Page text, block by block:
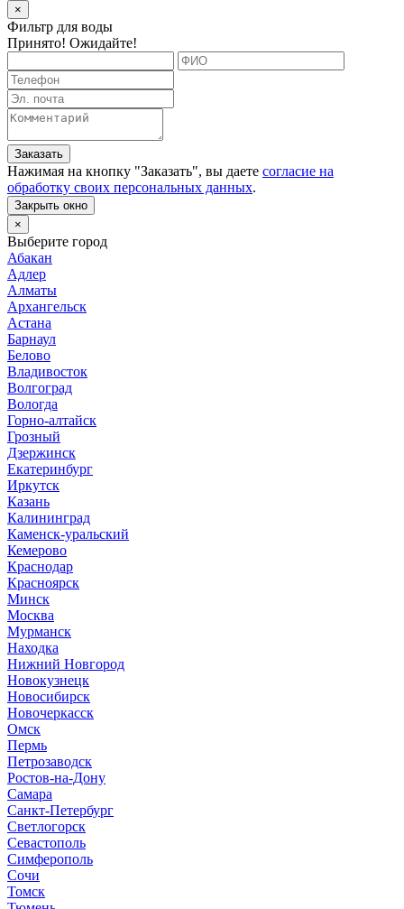
×
Фильтр для воды
Принято! Ожидайте!
Заказать
Нажимая на кнопку "Заказать", вы даете согласие на
обработку своих персональных данных.
Закрыть окно
×
Выберите город
Абакан
Адлер
Алматы
Архангельск
Астана
Барнаул
Белово
Владивосток
Волгоград
Вологда
Горно-алтайск
Грозный
Дзержинск
Екатеринбург
Иркутск
Казань
Калининград
Каменск-уральский
Кемерово
Краснодар
Красноярск
Минск
Москва
Мурманск
Находка
Нижний Новгород
Новокузнецк
Новосибирск
Новочеркасск
Омск
Пермь
Петрозаводск
Ростов-на-Дону
Самара
Санкт-Петербург
Светлогорск
Севастополь
Симферополь
Сочи
Томск